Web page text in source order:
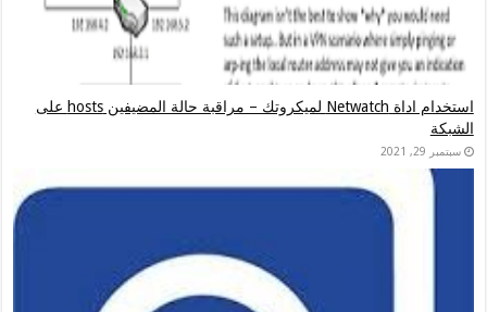
استخدام اداة Netwatch لميكروتك – مراقبة حالة المضيفين hosts على
الشبكة
سبتمبر 29, 2021